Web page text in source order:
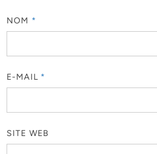
NOM *
E-MAIL *
SITE WEB